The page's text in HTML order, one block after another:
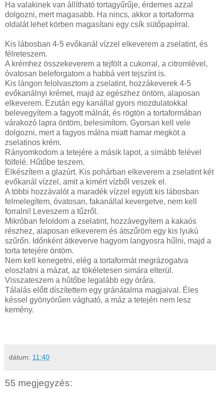
Ha valakinek van állítható tortagyűrűje, érdemes azzal
dolgozni, mert magasabb. Ha nincs, akkor a tortaforma
oldalát lehet körben magasítani egy csík sütőpapírral.
Kis lábosban 4-5 evőkanál vízzel elkeverem a zselatint, és
félreteszem.
A krémhez összekeverem a tejfölt a cukorral, a citromlével,
óvatosan beleforgatom a habbá vert tejszínt is.
Kis lángon felolvasztom a zselatint, hozzákeverek 4-5
evőkanálnyi krémet, majd az egészhez öntöm, alaposan
elkeverem. Ezután egy kanállal gyors mozdulatokkal
belevegyítem a fagyott málnát, és rögtön a tortaformában
várakozó lapra öntöm, belesimítom. Gyorsan kell vele
dolgozni, mert a fagyos málna miatt hamar megköt a
zselatinos krém.
Rányomkodom a tetejére a másik lapot, a simább felével
fölfelé. Hűtőbe teszem.
Elkészítem a glazúrt. Kis pohárban elkeverem a zselatint két
evőkanál vízzel, amit a kimért vízből veszek el.
A többi hozzávalót a maradék vízzel együtt kis lábosban
felmelegítem, óvatosan, fakanállal kevergetve, nem kell
forralni! Leveszem a tűzről.
Mikróban feloldom a zselatint, hozzávegyítem a kakaós
részhez, alaposan elkeverem és átszűröm egy kis lyukú
szűrőn. Időnként átkeverve hagyom langyosra hűlni, majd a
torta tetejére öntöm.
Nem kell kenegetni, elég a tortaformát megrázogatva
eloszlatni a mázat, az tökéletesen simára elterül.
Visszateszem a hűtőbe legalább egy órára.
Tálalás előtt díszítettem egy gránátalma magjaival. Éles
késsel gyönyörűen vágható, a máz a tetején nem lesz
kemény.
dátum: 11:40
55 megjegyzés: